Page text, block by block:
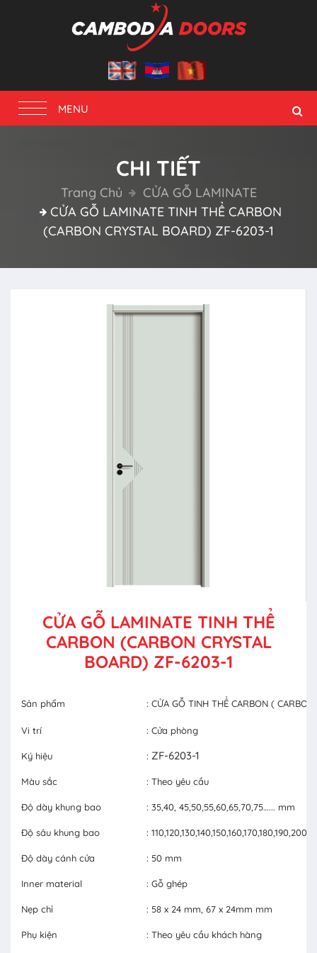
Toggle
navigation
MENU
CHI TIẾT
Trang Chủ
CỬA GỖ LAMINATE
CỬA GỖ LAMINATE TINH THỂ CARBON
(CARBON CRYSTAL BOARD) ZF-6203-1
CỬA GỖ LAMINATE TINH THỂ
CARBON (CARBON CRYSTAL
BOARD) ZF-6203-1
Sản phẩm : CỬA GỖ TINH THỂ CARBON (
Vi trí : Cửa phòng
Ký hiệu : ZF-6203-1
Màu sắc : Theo yêu cầu
Độ dày khung bao : 35,40, 45,50,55,60,65,70,75…... mm
Độ sâu khung bao :
Độ dày cánh cửa : 50 mm
Inner material : Gỗ ghép
Nẹp chỉ : 58 x 24 mm, 67 x 24mm mm
Phụ kiện : Theo yêu cầu khách hàng